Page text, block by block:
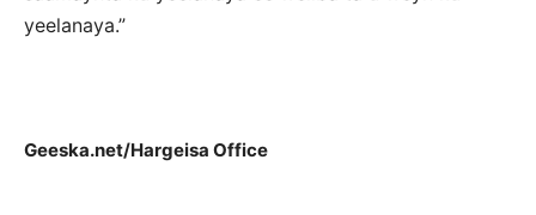
yeelanaya.”
Geeska.net/Hargeisa Office